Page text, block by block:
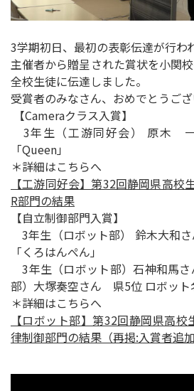
3学期初日、最初の表彰伝達が行わ
主催者から贈呈された賞状を小関
全校生徒に伝達しました。
受賞者のみなさん、おめでとうござ
【Cameraクラス入賞】
3年生（工游同好会） 原木
「Queen」
＊詳細はこちらへ
【工游同好会】第32回静岡県高校
R部門の結果
【自立制御部門入賞】
3年生（ロボット部） 鈴木大和
「くろはんぺん」
3年生（ロボット部）石神和馬
部）大塚奏空さん 県5位 ロボット
＊詳細はこちらへ
【ロボット部】第32回静岡県高
律制御部門の結果（再掲:入賞者追加